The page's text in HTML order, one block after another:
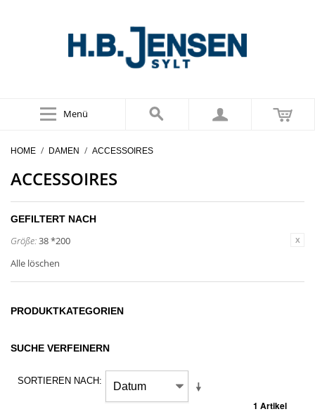
Menü
HOME / DAMEN / ACCESSOIRES
ACCESSOIRES
GEFILTERT NACH
Größe:38 *200
Alle löschen
PRODUKTKATEGORIEN
SUCHE VERFEINERN
SORTIEREN NACH
1 Artikel